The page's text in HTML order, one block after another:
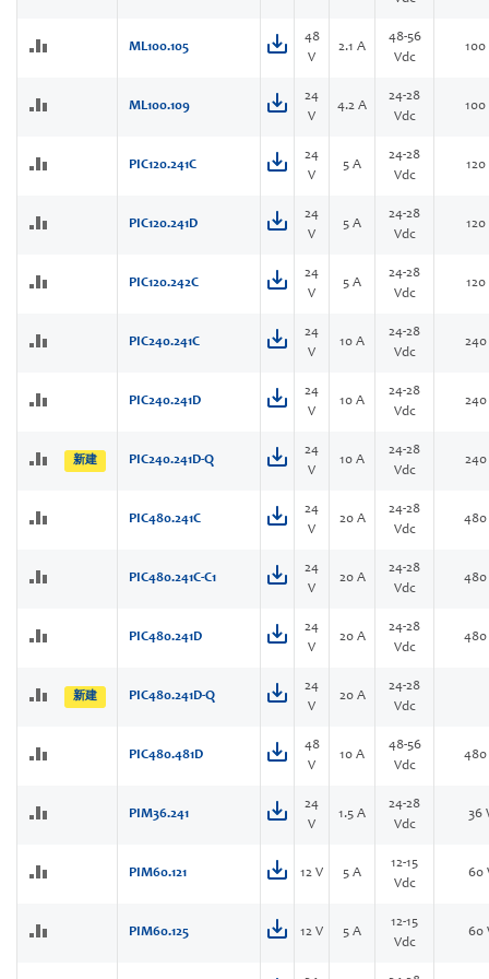
ML100.105
48
V
2.1 A
48-56
Vdc
100
ML100.109
24
V
4.2 A
24-28
Vdc
100
PIC120.241C
24
V
5 A
24-28
Vdc
120
PIC120.241D
24
V
5 A
24-28
Vdc
120
PIC120.242C
24
V
5 A
24-28
Vdc
120
PIC240.241C
24
V
10 A
24-28
Vdc
240
PIC240.241D
24
V
10 A
24-28
Vdc
240
新建 PIC240.241D-Q
24
V
10 A
24-28
Vdc
240
PIC480.241C
24
V
20 A
24-28
Vdc
480
PIC480.241C-C1
24
V
20 A
24-28
Vdc
480
PIC480.241D
24
V
20 A
24-28
Vdc
480
新建 PIC480.241D-Q
24
V
20 A
24-28
Vdc
PIC480.481D
48
V
10 A
48-56
Vdc
480
PIM36.241
24
V
1.5 A
24-28
Vdc
36
PIM60.121 12 V 5 A
12-15
Vdc
60
PIM60.125 12 V 5 A
12-15
Vdc
60